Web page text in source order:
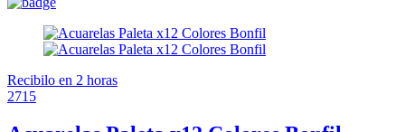
Recibilo en 2 horas
2715